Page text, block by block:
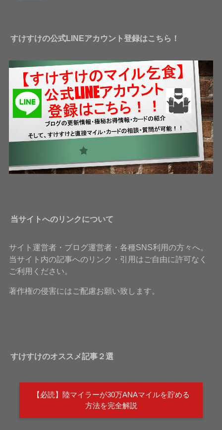
すけすけの公式LINEアカウント登録はこちら！
当サイトへのリンクについて
サイト運営者・ブログ運営者・各種SNS利用の方々へ。
当サイト内の記事へのリンク・引用はご自由に許可なく
ご利用ください。
著作権の侵害にはご配慮お願い致します。
すけすけのオススメ記事２選
【必読】陸マイラーが30万ANAマイルを貯める
方法を完全解説